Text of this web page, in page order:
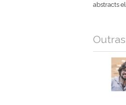
abstracts